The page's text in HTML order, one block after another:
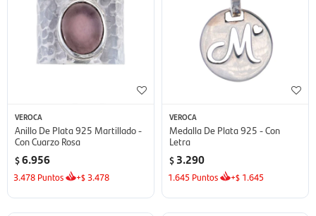
VEROCA
Anillo De Plata 925 Martillado -
Con Cuarzo Rosa
$6.956
3.478 Puntos +$ 3.478
VEROCA
Medalla De Plata 925 - Con
Letra
$ 3.290
1.645 Puntos +$ 1.645